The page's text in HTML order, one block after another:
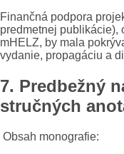
Finančná podpora
predmetnej publikácie),
mHELZ, by mala
vydanie, propagáciu a
7. Predbežný
stručných
Obsah monografie: